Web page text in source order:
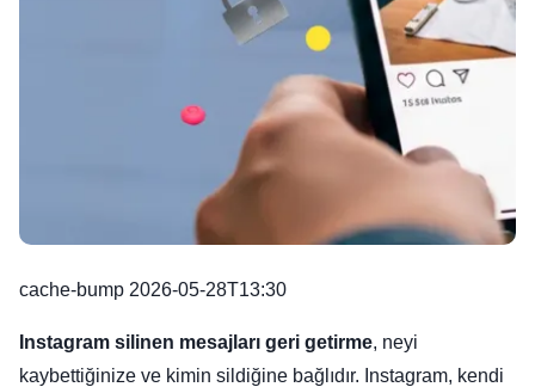
cache-bump 2026-05-28T13:30
Instagram silinen mesajları geri getirme, neyi
kaybettiğinize ve kimin sildiğine bağlıdır. Instagram, kendi